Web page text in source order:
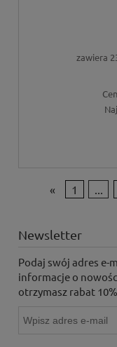
zawiera
« 1
Newsletter
Podaj swój adres e-
informacje o
otrzymasz rabat